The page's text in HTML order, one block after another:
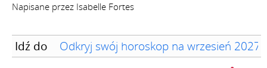
Napisane przez Isabelle Fortes
Idź do Odkryj swój horoskop na wrzesień 2027